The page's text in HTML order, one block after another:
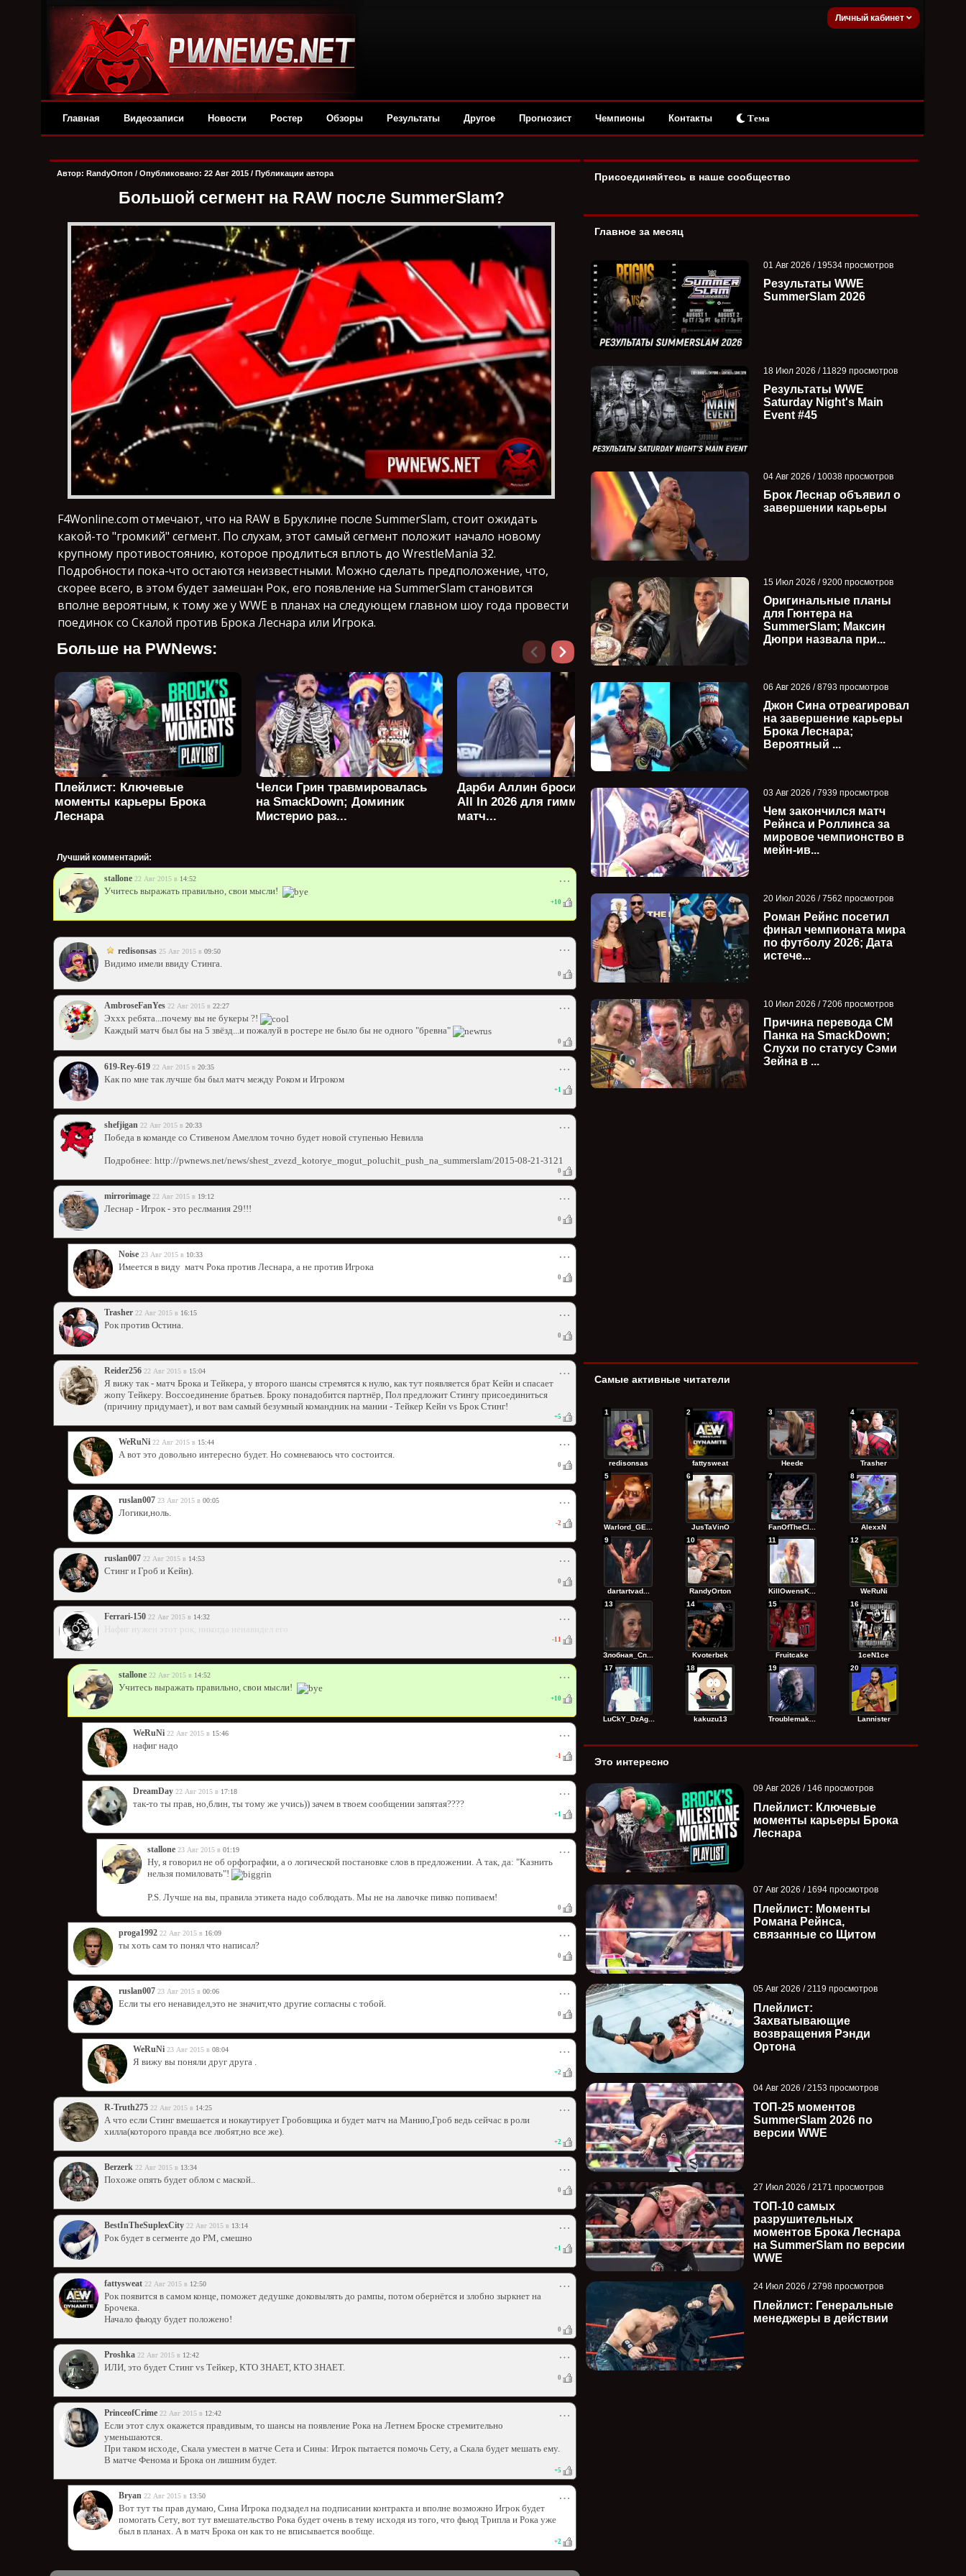
Личный кабинет
Главная Видеозаписи Новости Ростер Обзоры Результаты Другое Прогнозист Чемпионы Контакты Тема
Автор: RandyОrton / Опубликовано: 22 Авг 2015 / Публикации автора
Большой сегмент на RAW после SummerSlam?
F4Wonline.com отмечают, что на RAW в Бруклине после SummerSlam, стоит ожидать
какой-то "громкий" сегмент. По слухам, этот самый сегмент положит начало новому
крупному противостоянию, которое продлиться вплоть до WrestleMania 32.
Подробности пока-что остаются неизвестными. Можно сделать предположение, что,
скорее всего, в этом будет замешан Рок, его появление на SummerSlam становится
вполне вероятным, к тому же у WWE в планах на следующем главном шоу года провести
поединок со Скалой против Брока Леснара или Игрока.
Больше на PWNews:
Плейлист: Ключевые
моменты карьеры Брока
Леснара
Челси Грин травмировалась
на SmackDown; Доминик
Мистерио раз...
Дарби Аллин бросил вызов на
All In 2026 для гиммикового
матч...
Результаты и исходы всех
матчей турнира AEW
Continental Cup ...
Оба Феми
после
Лучший комментарий:
stallone 22 Авг 2015 в 14:52 ⋯
Учитесь выражать правильно, свои мысли!
+10
redisonsas 25 Авг 2015 в 09:50 ⋯
Видимо имели ввиду Стинга.
0
AmbroseFanYes 22 Авг 2015 в 22:27 ⋯
Эххх ребята...почему вы не букеры ?!
Каждый матч был бы на 5 звёзд...и пожалуй в ростере не было бы не одного "бревна"
0
619-Rey-619 22 Авг 2015 в 20:35 ⋯
Как по мне так лучше бы был матч между Роком и Игроком
+1
shefjigan 22 Авг 2015 в 20:33 ⋯
Победа в команде со Стивеном Амеллом точно будет новой ступенью Невилла
Подробнее: http://pwnews.net/news/shest_zvezd_kotorye_mogut_poluchit_push_na_summerslam/2015-08-21-3121
0
mirrorimage 22 Авг 2015 в 19:12 ⋯
Леснар - Игрок - это реслмания 29!!!
0
Noise 23 Авг 2015 в 10:33 ⋯
Имеется в виду матч Рока против Леснара, а не против Игрока
0
Trasher 22 Авг 2015 в 16:15 ⋯
Рок против Остина.
0
Reider256 22 Авг 2015 в 15:04 ⋯
Я вижу так - матч Брока и Тейкера, у второго шансы стремятся к нулю, как тут появляется брат Кейн и спасает
жопу Тейкеру. Воссоединение братьев. Броку понадобится партнёр, Пол предложит Стингу присоединиться
(причину придумает), и вот вам самый безумный командник на мании - Тейкер Кейн vs Брок Стинг!
+5
WeRuNi 22 Авг 2015 в 15:44 ⋯
А вот это довольно интересно будет. Но сомневаюсь что состоится.
0
ruslan007 23 Авг 2015 в 00:05 ⋯
Логики,ноль.
-2
ruslan007 22 Авг 2015 в 14:53 ⋯
Стинг и Гроб и Кейн).
0
Ferrari-150 22 Авг 2015 в 14:32 ⋯
Нафиг нужен этот рок, никогда ненавидел его
-11
stallone 22 Авг 2015 в 14:52 ⋯
Учитесь выражать правильно, свои мысли!
+10
WeRuNi 22 Авг 2015 в 15:46 ⋯
нафиг надо
-1
DreamDay 22 Авг 2015 в 17:18 ⋯
так-то ты прав, но,блин, ты тому же учись)) зачем в твоем сообщении запятая????
+1
stallone 23 Авг 2015 в 01:19 ⋯
Ну, я говорил не об орфографии, а о логической постановке слов в предложении. А так, да: "Казнить
нельзя помиловать"!
P.S. Лучше на вы, правила этикета надо соблюдать. Мы не на лавочке пивко попиваем!
0
proga1992 22 Авг 2015 в 16:09 ⋯
ты хоть сам то понял что написал?
0
ruslan007 23 Авг 2015 в 00:06 ⋯
Если ты его ненавидел,это не значит,что другие согласны с тобой.
0
WeRuNi 23 Авг 2015 в 08:04 ⋯
Я вижу вы поняли друг друга .
+2
R-Truth275 22 Авг 2015 в 14:25 ⋯
А что если Стинг вмешается и нокаутирует Гробовщика и будет матч на Манию,Гроб ведь сейчас в роли
хилла(которого правда все любят,но все же).
+2
Berzerk 22 Авг 2015 в 13:34 ⋯
Похоже опять будет облом с маской..
0
BestInTheSuplexCity 22 Авг 2015 в 13:14 ⋯
Рок будет в сегменте до РМ, смешно
+1
fattysweat 22 Авг 2015 в 12:50 ⋯
Рок появится в самом конце, поможет дедушке доковылять до рампы, потом обернётся и злобно зыркнет на
Брочека.
Начало фьюду будет положено!
0
Proshka 22 Авг 2015 в 12:42 ⋯
ИЛИ, это будет Стинг vs Тейкер, КТО ЗНАЕТ, КТО ЗНАЕТ.
0
PrinceofCrime 22 Авг 2015 в 12:42 ⋯
Если этот слух окажется правдивым, то шансы на появление Рока на Летнем Броске стремительно
уменьшаются.
При таком исходе, Скала уместен в матче Сета и Сины: Игрок пытается помочь Сету, а Скала будет мешать ему.
В матче Фенома и Брока он лишним будет.
+5
Bryan 22 Авг 2015 в 13:50 ⋯
Вот тут ты прав думаю, Сина Игрока подзадел на подписании контракта и вполне возможно Игрок будет
помогать Сету, вот тут вмешательство Рока будет очень в тему исходя из того, что фьюд Трипла и Рока уже
был в планах. А в матч Брока он как то не вписывается вообще.
+2
Присоединяйтесь в наше сообщество
Главное за месяц
01 Авг 2026 / 19534 просмотров
Результаты WWE
SummerSlam 2026
18 Июл 2026 / 11829 просмотров
Результаты WWE
Saturday Night's Main
Event #45
04 Авг 2026 / 10038 просмотров
Брок Леснар объявил о
завершении карьеры
15 Июл 2026 / 9200 просмотров
Оригинальные планы
для Гюнтера на
SummerSlam; Максин
Дюпри назвала при...
06 Авг 2026 / 8793 просмотров
Джон Сина отреагировал
на завершение карьеры
Брока Леснара;
Вероятный ...
03 Авг 2026 / 7939 просмотров
Чем закончился матч
Рейнса и Роллинса за
мировое чемпионство в
мейн-ив...
20 Июл 2026 / 7562 просмотров
Роман Рейнс посетил
финал чемпионата мира
по футболу 2026; Дата
истече...
10 Июл 2026 / 7206 просмотров
Причина перевода СМ
Панка на SmackDown;
Слухи по статусу Сэми
Зейна в ...
Самые активные читатели
redisonsas
1
fattysweat
2
Heede
3
Trasher
4
Warlord_GE...
5
JusTaVinO
6
FanOfTheCl...
7
AlexxN
8
dartartvad...
9
RandyОrton
10
KillOwensK...
11
WeRuNi
12
Злобная_Сп...
13
Kvoterbek
14
Fruitcake
15
1ceN1ce
16
LuCkY_DzAg...
17
kakuzu13
18
Troublemak...
19
Lannister
20
Это интересно
09 Авг 2026 / 146 просмотров
Плейлист: Ключевые
моменты карьеры Брока
Леснара
07 Авг 2026 / 1694 просмотров
Плейлист: Моменты
Романа Рейнса,
связанные со Щитом
05 Авг 2026 / 2119 просмотров
Плейлист:
Захватывающие
возвращения Рэнди
Ортона
04 Авг 2026 / 2153 просмотров
ТОП-25 моментов
SummerSlam 2026 по
версии WWE
27 Июл 2026 / 2171 просмотров
ТОП-10 самых
разрушительных
моментов Брока Леснара
на SummerSlam по версии
WWE
24 Июл 2026 / 2798 просмотров
Плейлист: Генеральные
менеджеры в действии